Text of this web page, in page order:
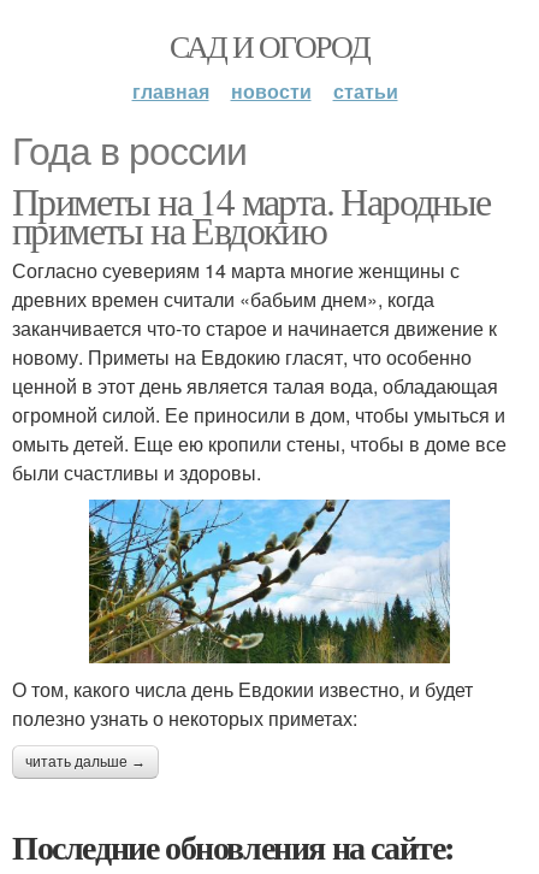
САД И ОГОРОД
главная новости статьи
Года в россии
Приметы на 14 марта. Народные
приметы на Евдокию
Согласно суевериям 14 марта многие женщины с
древних времен считали «бабьим днем», когда
заканчивается что-то старое и начинается движение к
новому. Приметы на Евдокию гласят, что особенно
ценной в этот день является талая вода, обладающая
огромной силой. Ее приносили в дом, чтобы умыться и
омыть детей. Еще ею кропили стены, чтобы в доме все
были счастливы и здоровы.
О том, какого числа день Евдокии известно, и будет
полезно узнать о некоторых приметах:
читать дальше →
Последние обновления на сайте: